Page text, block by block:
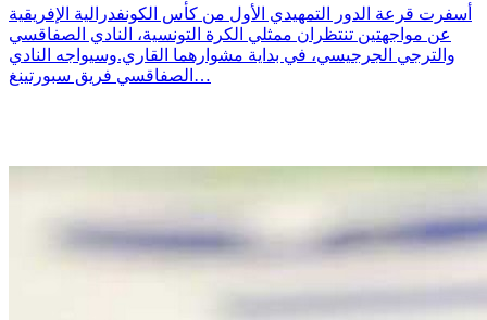
أسفرت قرعة الدور التمهيدي الأول من كأس الكونفدرالية الإفريقية
عن مواجهتين تنتظران ممثلي الكرة التونسية، النادي الصفاقسي
والترجي الجرجيسي، في بداية مشوارهما القاري.وسيواجه النادي
الصفاقسي فريق سبورتينغ…